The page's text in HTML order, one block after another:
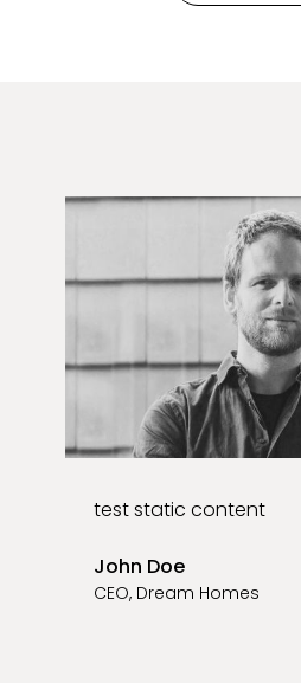
test static content
John Doe
CEO, Dream Homes